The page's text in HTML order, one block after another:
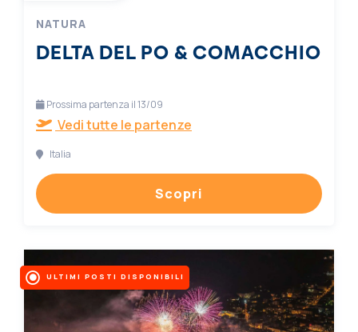
NATURA
DELTA DEL PO & COMACCHIO
Prossima partenza il 13/09
Vedi tutte le partenze
Italia
Scopri
ULTIMI POSTI DISPONIBILI